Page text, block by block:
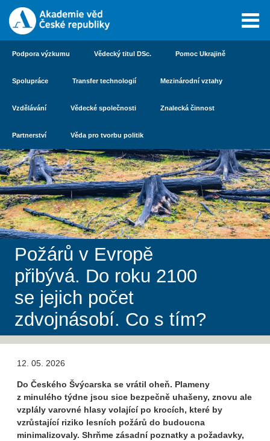
Podpora výzkumu Vědecký titul DSc. Pomoc Ukrajině
Spolupráce Transfer technologií Mezinárodní vztahy
Vzdělávání Vědecké společnosti Znalecká činnost
Partnerství Věda pro tvorbu politik
Požárů v Evropě
přibývá. Do roku 2100
se jejich počet
zdvojnásobí. Co s tím?
12. 05. 2026
Do Českého Švýcarska se vrátil oheň. Plameny
z minulého týdne jsou sice bezpečně uhašeny, znovu ale
vzplály varovné hlasy volající po krocích, které by
vzrůstající riziko lesních požárů do budoucna
minimalizovaly. Shrňme zásadní poznatky a požadavky,